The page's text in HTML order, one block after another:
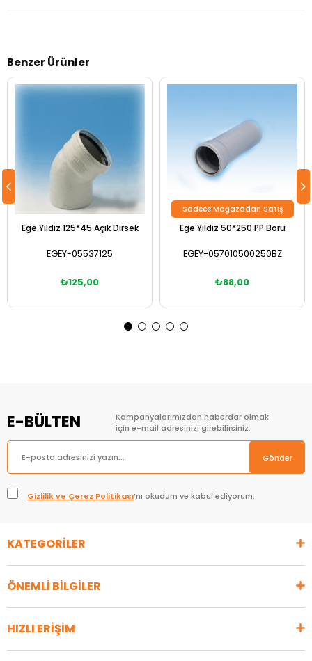
Benzer Ürünler
Ege Yıldız 125*45 Açık Dirsek
EGEY-05537125
₺125,00
Ege Yıldız 50*250 PP Boru
EGEY-057010500250BZ
₺88,00
Sadece Mağazadan Satış
E-BÜLTEN
Kampanyalarımızdan haberdar olmak
için e-mail adresinizi girebilirsiniz.
Gönder
Gizlilik ve Çerez Politikası’nı okudum ve kabul ediyorum.
KATEGORİLER
ÖNEMLİ BİLGİLER
HIZLI ERİŞİM